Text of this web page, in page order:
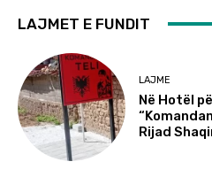
LAJMET E FUNDIT
LAJME
Në Hotël
Rijad